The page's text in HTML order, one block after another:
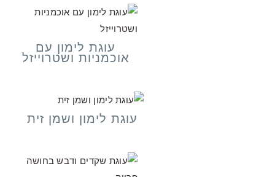
עוגת לימון עם
אוכמניות ושטרוייזל
עוגת לימון ושמן זית